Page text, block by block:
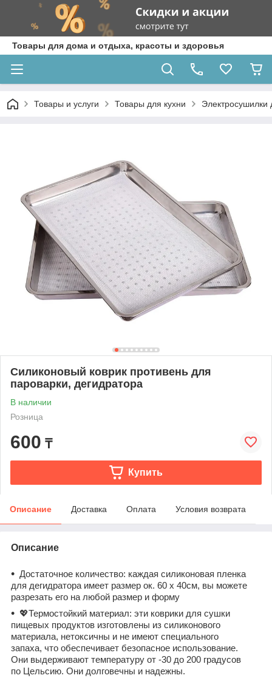
Товары для дома и отдыха, красоты и здоровья
Товары и услуги Товары для кухни
Силиконовый коврик противень для
пароварки, дегидратора
В наличии
Розница
600 ₸
Купить
Описание Доставка Оплата Условия возврата
Описание
Достаточное количество: каждая силиконовая пленка
для дегидратора имеет размер ок. 60 x 40см, вы можете
разрезать его на любой размер и форму
💖Термостойкий материал: эти коврики для сушки
пищевых продуктов изготовлены из силиконового
материала, нетоксичны и не имеют специального
запаха, что обеспечивает безопасное использование.
Они выдерживают температуру от -30 до 200 градусов
по Цельсию. Они долговечны и надежны.